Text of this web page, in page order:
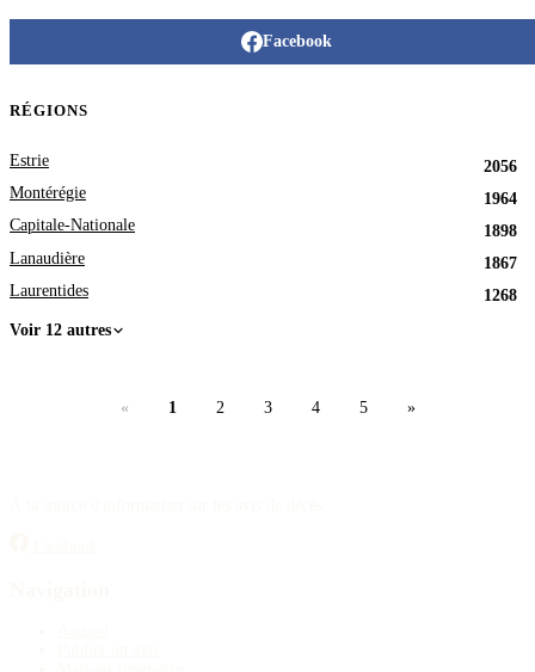
Facebook
RÉGIONS
Estrie
2056
Montérégie
1964
Capitale-Nationale
1898
Lanaudière
1867
Laurentides
1268
Voir 12 autres
« 1 2 3 4 5 »